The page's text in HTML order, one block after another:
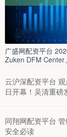
广盛网配资平台
Zuken DFM Center
云沪深配资平台
日开幕！吴清重磅
同翔网配资平台
安全必读